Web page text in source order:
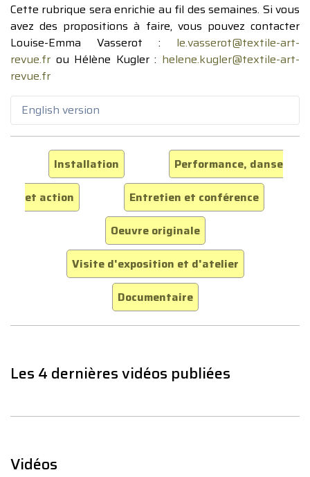
Cette rubrique sera enrichie au fil des semaines. Si vous
avez des propositions à faire, vous pouvez contacter
Louise-Emma Vasserot : le.vasserot@textile-art-
revue.fr ou Hélène Kugler : helene.kugler@textile-art-
revue.fr
English version
Installation
Performance, danse
et action
Entretien et conférence
Oeuvre originale
Visite d'exposition et d'atelier
Documentaire
Les 4 dernières vidéos publiées
Vidéos